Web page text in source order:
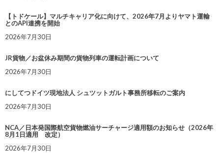
【トドケール】マルチキャリア化に向けて、2026年7月よりヤマト運輸
とのAPI連携を開始
2026年7月30日
JR貨物／お盆休み期間の貨物列車の運転計画について
2026年7月30日
にしてつドイツ現地法人 シュツットガルト事務所移転のご案内
2026年7月30日
NCA／日本発国際航空貨物燃油サーチャージ適用額のお知らせ（2026年
8月1日適用 改定）
2026年7月30日